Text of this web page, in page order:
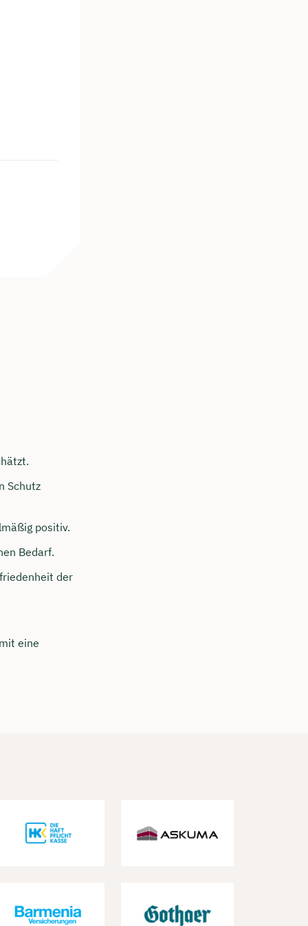
Schutz
positiv.
Bedarf.
der
eine